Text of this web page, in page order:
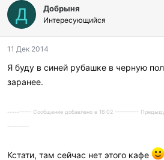
Д Добрыня
Интересующийся
11 Дек 2014
Я буду в синей рубашке в черную
заранее.
---------- Сообщение добавлено в 16:02 ----------
---------
Кстати, там сейчас нет этого кафе